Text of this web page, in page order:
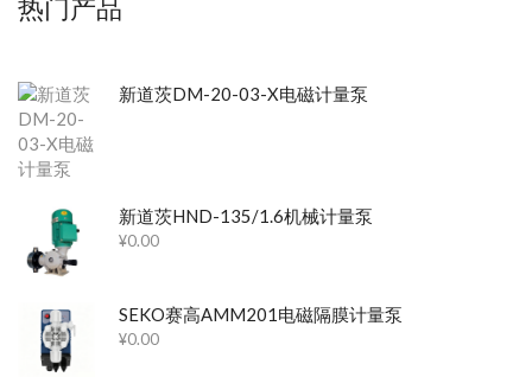
热门产品
新道茨DM-20-03-X电磁计量泵
新道茨HND-135/1.6机械计量泵
¥0.00
SEKO赛高AMM201电磁隔膜计量泵
¥0.00